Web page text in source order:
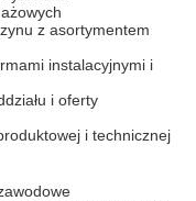
z asortymentem
instalacyjnymi i
i oferty
i technicznej